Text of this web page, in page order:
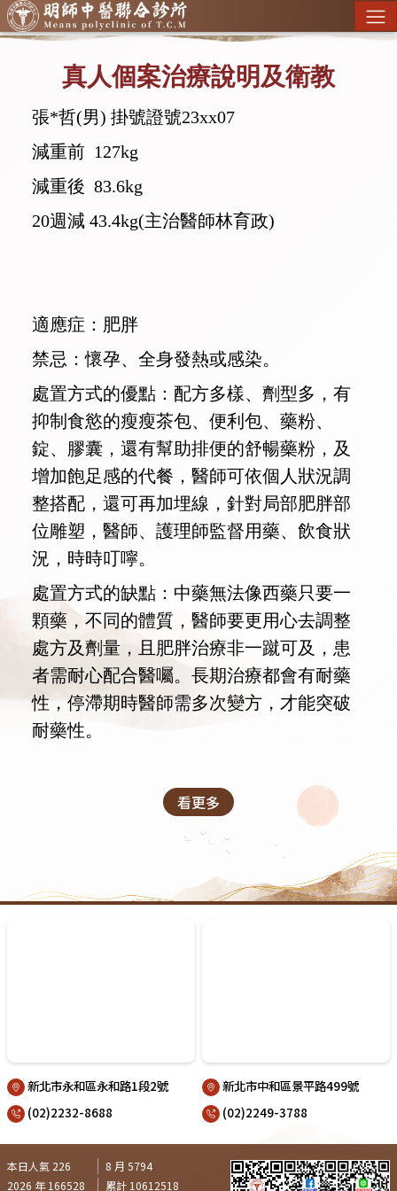
真人個案治療說明及衛教
張*哲(男) 掛號證號23xx07
減重前 127kg
減重後 83.6kg
20週減 43.4kg(主治醫師林育政)
適應症：肥胖
禁忌：懷孕、全身發熱或感染。
處置方式的優點：配方多樣、劑型多，有
抑制食慾的瘦瘦茶包、便利包、藥粉、
錠、膠囊，還有幫助排便的舒暢藥粉，及
增加飽足感的代餐，醫師可依個人狀況調
整搭配，還可再加埋線，針對局部肥胖部
位雕塑，醫師、護理師監督用藥、飲食狀
況，時時叮嚀。
處置方式的缺點：中藥無法像西藥只要一
顆藥，不同的體質，醫師要更用心去調整
處方及劑量，且肥胖治療非一蹴可及，患
者需耐心配合醫囑。長期治療都會有耐藥
性，停滯期時醫師需多次變方，才能突破
耐藥性。
看更多
新北市永和區永和路1段2號
(02)2232-8688
新北市中和區景平路499號
(02)2249-3788
本日人氣 226
8 月 5794
2026 年 166528
累計 10612518